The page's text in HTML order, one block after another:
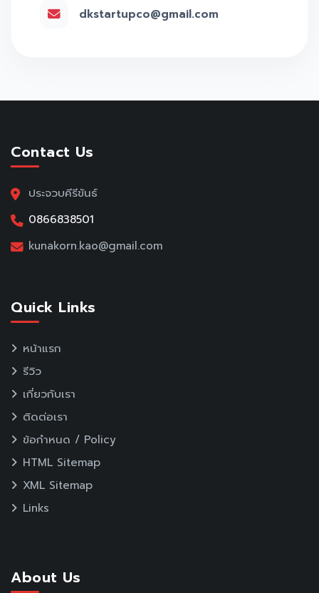
dkstartupco@gmail.com
Contact Us
ประจวบคีรีขันธ์
0866838501
kunakorn.kao@gmail.com
Quick Links
หน้าแรก
รีวิว
เกี่ยวกับเรา
ติดต่อเรา
ข้อกำหนด / Policy
HTML Sitemap
XML Sitemap
Links
About Us